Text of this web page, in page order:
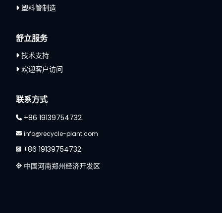
塑料管制造
舒立服务
技术支持
欢迎客户访问
联系方式
+86 19139754732
info@recycle-plant.com
+86 19139754732
中国河南郑州经济开发区